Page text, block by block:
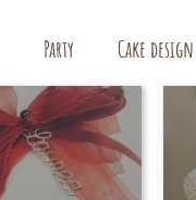
Party Cake design